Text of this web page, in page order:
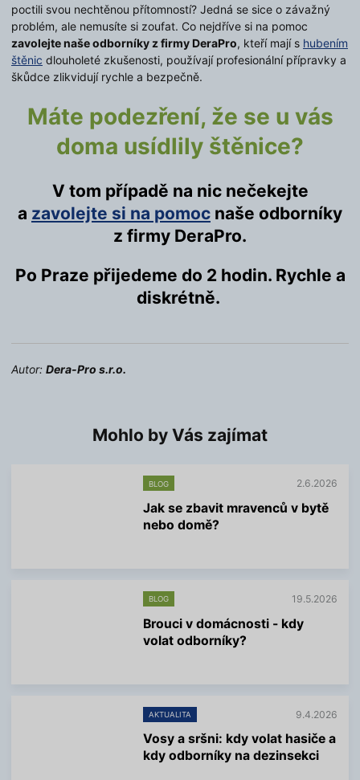
poctili svou nechtěnou přítomností? Jedná se sice o závažný
problém, ale nemusíte si zoufat. Co nejdříve si na pomoc
zavolejte naše odborníky z firmy DeraPro, kteří mají s hubením
štěnic dlouholeté zkušenosti, používají profesionální přípravky a
škůdce zlikvidují rychle a bezpečně.
Máte podezření, že se u vás
doma usídlily štěnice?
V tom případě na nic nečekejte
a zavolejte si na pomoc naše odborníky
z firmy DeraPro.
Po Praze přijedeme do 2 hodin. Rychle a
diskrétně.
Autor: Dera-Pro s.r.o.
Mohlo by Vás zajímat
BLOG 2.6.2026
Jak se zbavit mravenců v bytě
nebo domě?
e
i
f
o
í
BLOG 19.5.2026
Brouci v domácnosti - kdy
volat odborníky?
e
i
f
o
AKTUALITA 9.4.2026
Vosy a sršni: kdy volat hasiče a
kdy odborníky na dezinsekci